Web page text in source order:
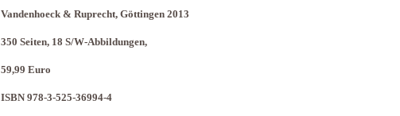
Vandenhoeck & Ruprecht, Göttingen 2013
350 Seiten, 18 S/W-Abbildungen,
59,99 Euro
ISBN 978-3-525-36994-4